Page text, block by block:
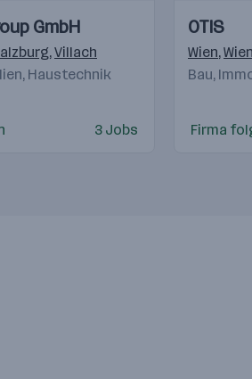
,Warschau
Beograd
GmbH
,Villach
Haustechnik
3 Jobs
Videos
Einblicke
Einblicke
OTIS
Wien,
Bau,
Firma